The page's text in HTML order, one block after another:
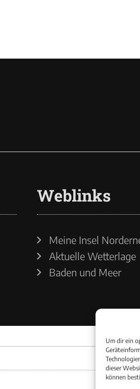
Um dir ein
dieser
können
Weblinks
Meine Insel
Aktuelle Wetterlage
Baden und Meer